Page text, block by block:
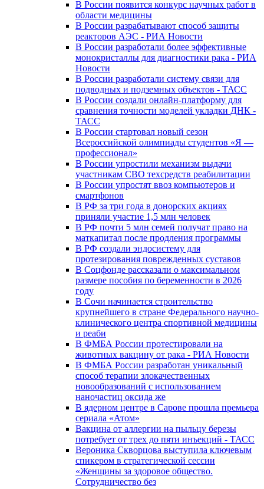
В России появится конкурс научных работ в
области медицины
В России разрабатывают способ защиты
реакторов АЭС - РИА Новости
В России разработали более эффективные
монокристаллы для диагностики рака - РИА
Новости
В России разработали систему связи для
подводных и подземных объектов - ТАСС
В России создали онлайн-платформу для
сравнения точности моделей укладки ДНК -
ТАСС
В России стартовал новый сезон
Всероссийской олимпиады студентов «Я —
профессионал»
В России упростили механизм выдачи
участникам СВО техсредств реабилитации
В России упростят ввоз компьютеров и
смартфонов
В РФ за три года в донорских акциях
приняли участие 1,5 млн человек
В РФ почти 5 млн семей получат право на
маткапитал после продления программы
В РФ создали эндосистему для
протезирования поврежденных суставов
В Соцфонде рассказали о максимальном
размере пособия по беременности в 2026
году
В Сочи начинается строительство
крупнейшего в стране Федерального научно-
клинического центра спортивной медицины
и реаби
В ФМБА России протестировали на
животных вакцину от рака - РИА Новости
В ФМБА России разработан уникальный
способ терапии злокачественных
новообразований с использованием
наночастиц оксида же
В ядерном центре в Сарове прошла премьера
сериала «Атом»
Вакцина от аллергии на пыльцу березы
потребует от трех до пяти инъекций - ТАСС
Вероника Скворцова выступила ключевым
спикером в стратегической сессии
«Женщины за здоровое общество.
Сотрудничество без